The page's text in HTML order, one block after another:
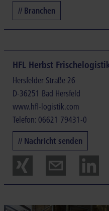
// Branchen
HFL Herbst
Hersfelder Straße 26
D-36251 Bad Hersfeld
www.hfl-logistik.com
Telefon: 06621 79431-0
// Nachricht senden